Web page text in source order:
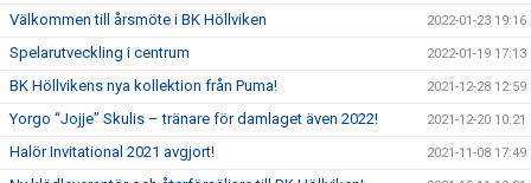
Välkommen till årsmöte i BK Höllviken 2022-01-23 19:16
Spelarutveckling i centrum 2022-01-19 17:13
BK Höllvikens nya kollektion från Puma! 2021-12-28 12:59
Yorgo “Jojje” Skulis – tränare för damlaget även 2022! 2021-12-20 10:21
Halör Invitational 2021 avgjort! 2021-11-08 17:49